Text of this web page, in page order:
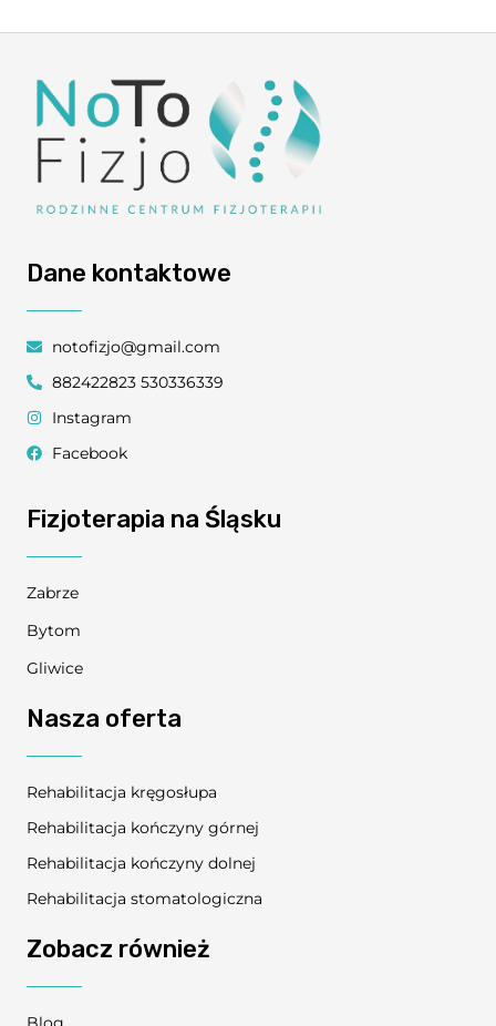
Dane kontaktowe
notofizjo@gmail.com
882422823 530336339
Instagram
Facebook
Fizjoterapia na Śląsku
Zabrze
Bytom
Gliwice
Nasza oferta
Rehabilitacja kręgosłupa
Rehabilitacja kończyny górnej
Rehabilitacja kończyny dolnej
Rehabilitacja stomatologiczna
Zobacz również